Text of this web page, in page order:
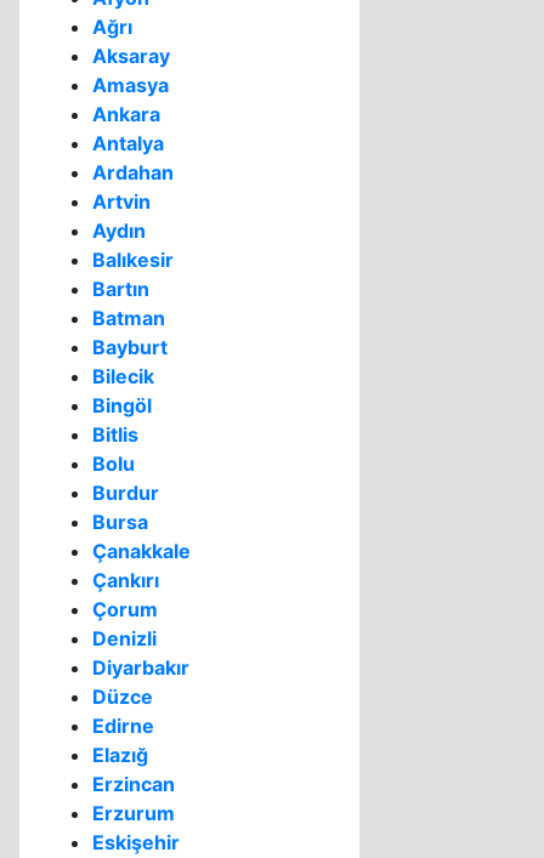
Ağrı
Aksaray
Amasya
Ankara
Antalya
Ardahan
Artvin
Aydın
Balıkesir
Bartın
Batman
Bayburt
Bilecik
Bingöl
Bitlis
Bolu
Burdur
Bursa
Çanakkale
Çankırı
Çorum
Denizli
Diyarbakır
Düzce
Edirne
Elazığ
Erzincan
Erzurum
Eskişehir